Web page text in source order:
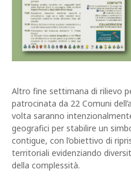
Altro fine settimana di rilievo
patrocinata da 22 Comuni
volta saranno
geografici per stabilire un
contigue, con l’obiettivo di
territoriali evidenziando
della complessità.